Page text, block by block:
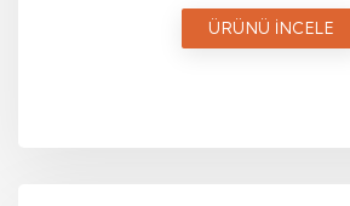
kullanılan endüstriyel bir
elemanıdır.
ÜRÜNÜ İNCELE